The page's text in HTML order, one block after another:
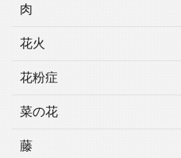
肉
花火
花粉症
菜の花
藤